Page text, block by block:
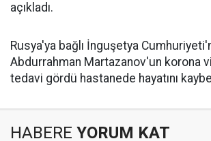
açıkladı.
Rusya'ya bağlı İnguşetya
Abdurrahman Martazanov'un korona
tedavi gördü hastanede hayatını
HABERE YORUM KAT